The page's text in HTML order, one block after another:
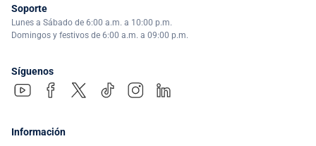
Soporte
Lunes a Sábado de 6:00 a.m. a 10:00 p.m.
Domingos y festivos de 6:00 a.m. a 09:00 p.m.
Síguenos
Información